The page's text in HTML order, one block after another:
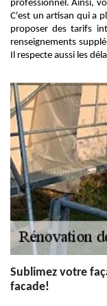
professionnel. Ainsi,
C'est un artisan qui a
proposer des tarifs
renseignements
Il respecte aussi les
Sublimez votre
facade!